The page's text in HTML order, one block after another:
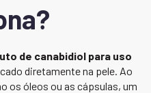
de canabidiol para uso
diretamente na pele. Ao
os óleos ou as cápsulas, um